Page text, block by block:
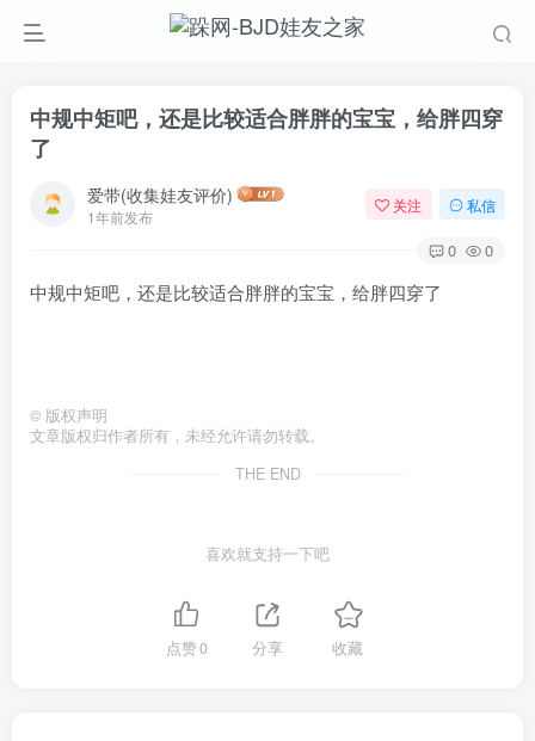
中规中矩吧，还是比较适合胖胖的宝宝，给胖四穿
了
爱带(收集娃友评价)
1年前发布
关注 私信
0 0
中规中矩吧，还是比较适合胖胖的宝宝，给胖四穿了
© 版权声明
文章版权归作者所有，未经允许请勿转载。
THE END
喜欢就支持一下吧
点赞0 分享 收藏